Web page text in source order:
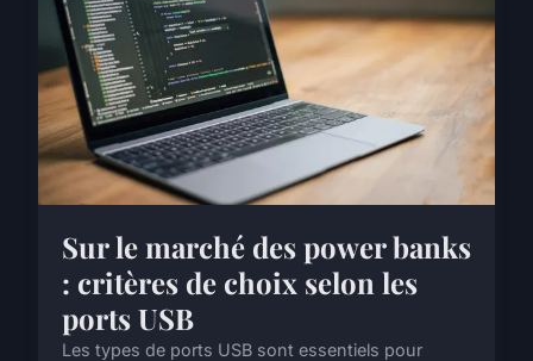
Sur le marché des power banks
: critères de choix selon les
ports USB
Les types de ports USB sont essentiels pour